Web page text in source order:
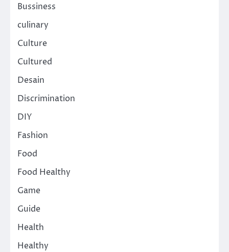
Bussiness
culinary
Culture
Cultured
Desain
Discrimination
DIY
Fashion
Food
Food Healthy
Game
Guide
Health
Healthy